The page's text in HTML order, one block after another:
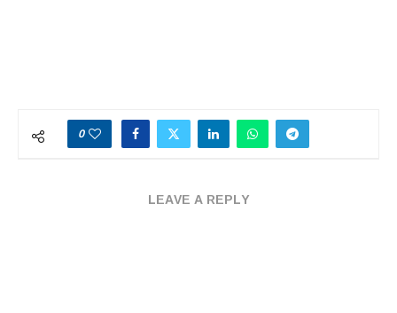
0
LEAVE A REPLY